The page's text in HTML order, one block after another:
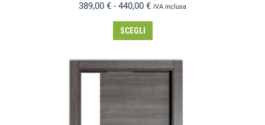
389,00 € - 440,00 € IVA inclusa
SCEGLI